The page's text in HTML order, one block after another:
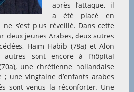
après l’attaque, il
a été placé en
s’est plus réveillé. Dans cette
deux jeunes Arabes, deux autres
Haïm Habib (78a) et Alon
autres sont encore à l’hôpital
une chrétienne hollandaise
une vingtaine d’enfants arabes
sont venus la réconforter. Une